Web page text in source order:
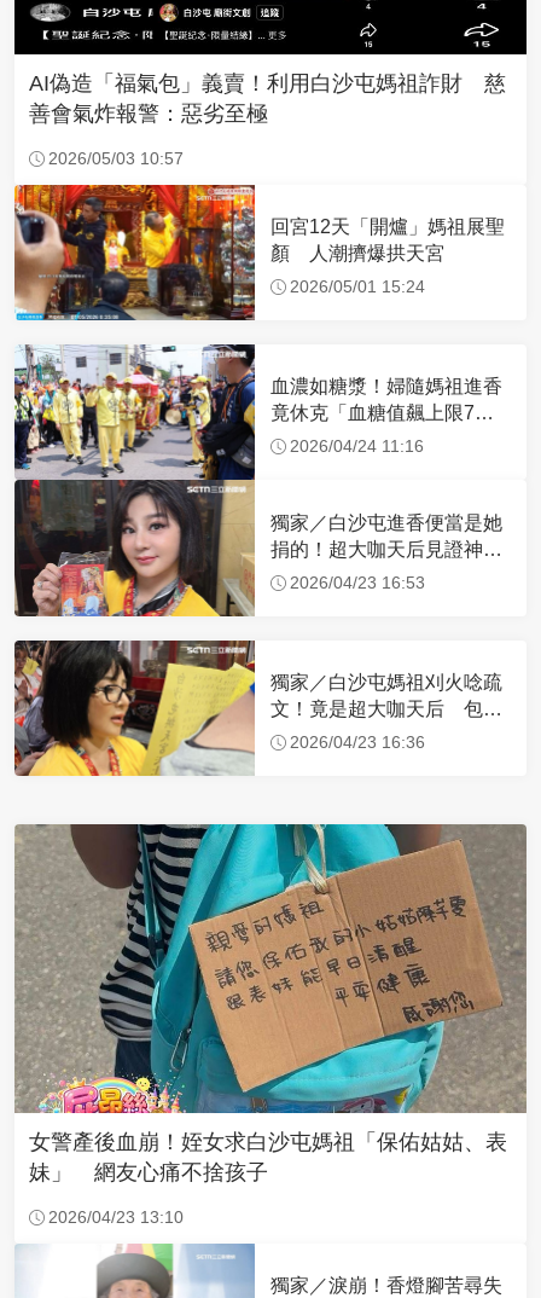
AI偽造「福氣包」義賣！利用白沙屯媽祖詐財 慈
善會氣炸報警：惡劣至極
2026/05/03 10:57
回宮12天「開爐」媽祖展聖
顏 人潮擠爆拱天宮
2026/05/01 15:24
血濃如糖漿！婦隨媽祖進香
竟休克「血糖值飆上限7
倍」 醫曝原因
2026/04/24 11:16
獨家／白沙屯進香便當是她
捐的！超大咖天后見證神
蹟 一靠近媽祖就爆哭
2026/04/23 16:53
獨家／白沙屯媽祖刈火唸疏
文！竟是超大咖天后 包尿
布忍尿5小時不喊累
2026/04/23 16:36
女警產後血崩！姪女求白沙屯媽祖「保佑姑姑、表
妹」 網友心痛不捨孩子
2026/04/23 13:10
獨家／淚崩！香燈腳苦尋失